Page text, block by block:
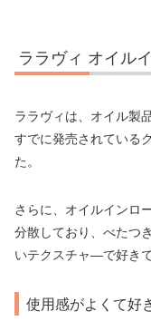
ララヴィ オイル
ララヴィは、オイル製
すでに発売されている
た。
さらに、オイルインロ
分散しており、べたつ
いテクスチャ―で好きで
使用感がよくて好